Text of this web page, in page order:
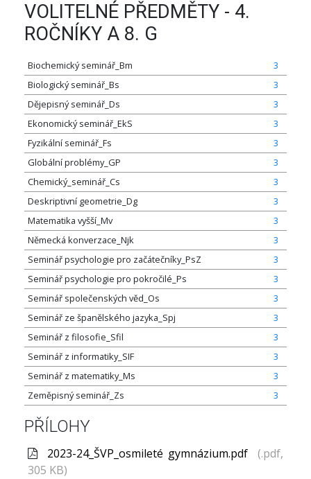
VOLITELNÉ PŘEDMĚTY - 4.
ROČNÍKY A 8. G
Biochemický seminář_Bm
3
Biologický seminář_Bs
3
Dějepisný seminář_Ds
3
Ekonomický seminář_EkS
3
Fyzikální seminář_Fs
3
Globální problémy_GP
3
Chemický_seminář_Cs
3
Deskriptivní geometrie_Dg
3
Matematika vyšší_Mv
3
Německá konverzace_Njk
3
Seminář psychologie pro začátečníky_PsZ
3
Seminář psychologie pro pokročilé_Ps
3
Seminář společenských věd_Os
3
Seminář ze španělského jazyka_Spj
3
Seminář z filosofie_Sfil
3
Seminář z informatiky_SIF
3
Seminář z matematiky_Ms
3
Zeměpisný seminář_Zs
3
PŘÍLOHY
2023-24_ŠVP_osmileté gymnázium.pdf
(.pdf,
305 KB)